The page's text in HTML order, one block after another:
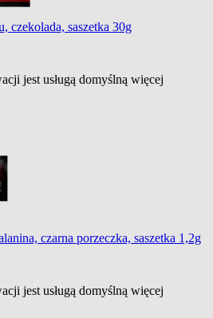
czekolada, saszetka 30g
jest usługą domyślną więcej
czarna porzeczka, saszetka 1,2g
jest usługą domyślną więcej